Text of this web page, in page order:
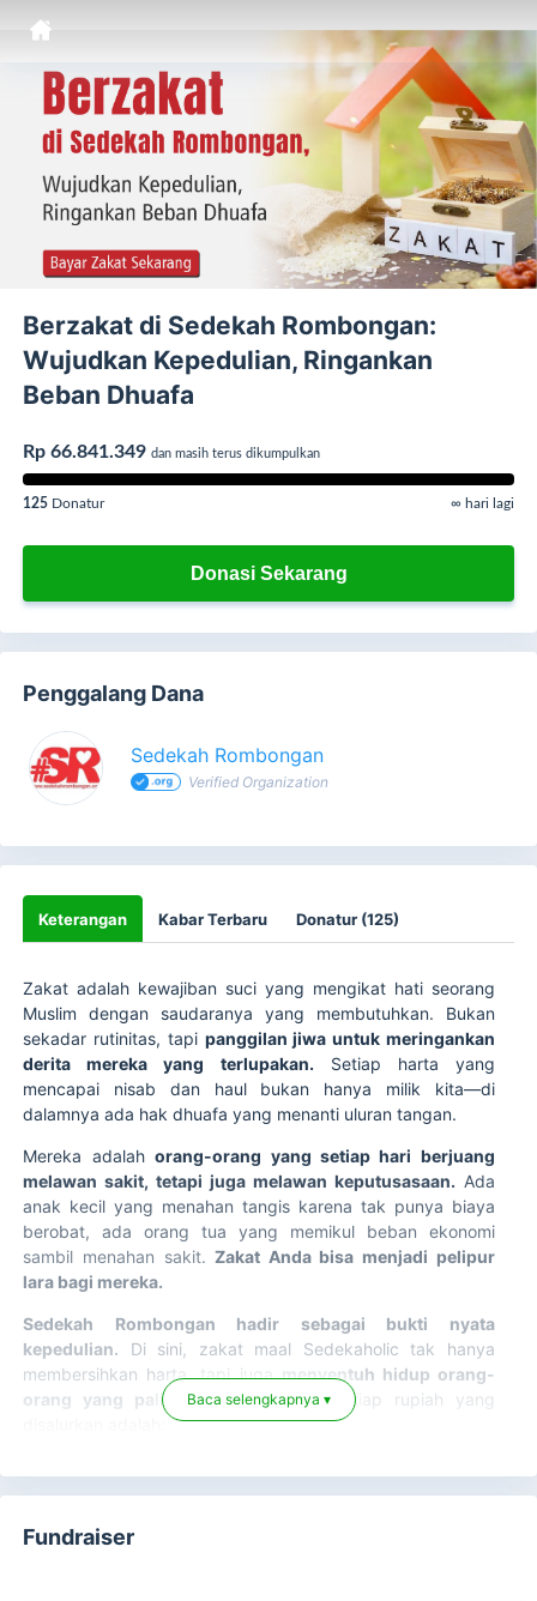
Berzakat di Sedekah Rombongan:
Wujudkan Kepedulian, Ringankan
Beban Dhuafa
Rp 66.841.349 dan masih terus dikumpulkan
125 Donatur ∞ hari lagi
Donasi Sekarang
Penggalang Dana
Sedekah Rombongan
Verified Organization
Keterangan Kabar Terbaru Donatur (125)
Zakat adalah kewajiban suci yang mengikat hati seorang
Muslim dengan saudaranya yang membutuhkan. Bukan
sekadar rutinitas, tapi panggilan jiwa untuk meringankan
derita mereka yang terlupakan. Setiap harta yang
mencapai nisab dan haul bukan hanya milik kita—di
dalamnya ada hak dhuafa yang menanti uluran tangan.
Mereka adalahorang-orang yang setiap hari berjuang
melawan sakit, tetapi juga melawan keputusasaan. Ada
anak kecil yang menahan tangis karena tak punya biaya
berobat, ada orang tua yang memikul beban ekonomi
sambil menahan sakit.Zakat Anda bisa menjadi pelipur
lara bagi mereka.
Sedekah Rombongan hadir sebagai bukti nyata
kepedulian. Di sini, zakat maal Sedekaholic tak hanya
membersihkan harta, tapi jugamenyentuh hidup orang-
orang yang paling membutuhkan. Setiap rupiah yang
Napas legabagi orang tua yang tak lagi
Harapan baru
Baca selengkapnya ▾
Fundraiser